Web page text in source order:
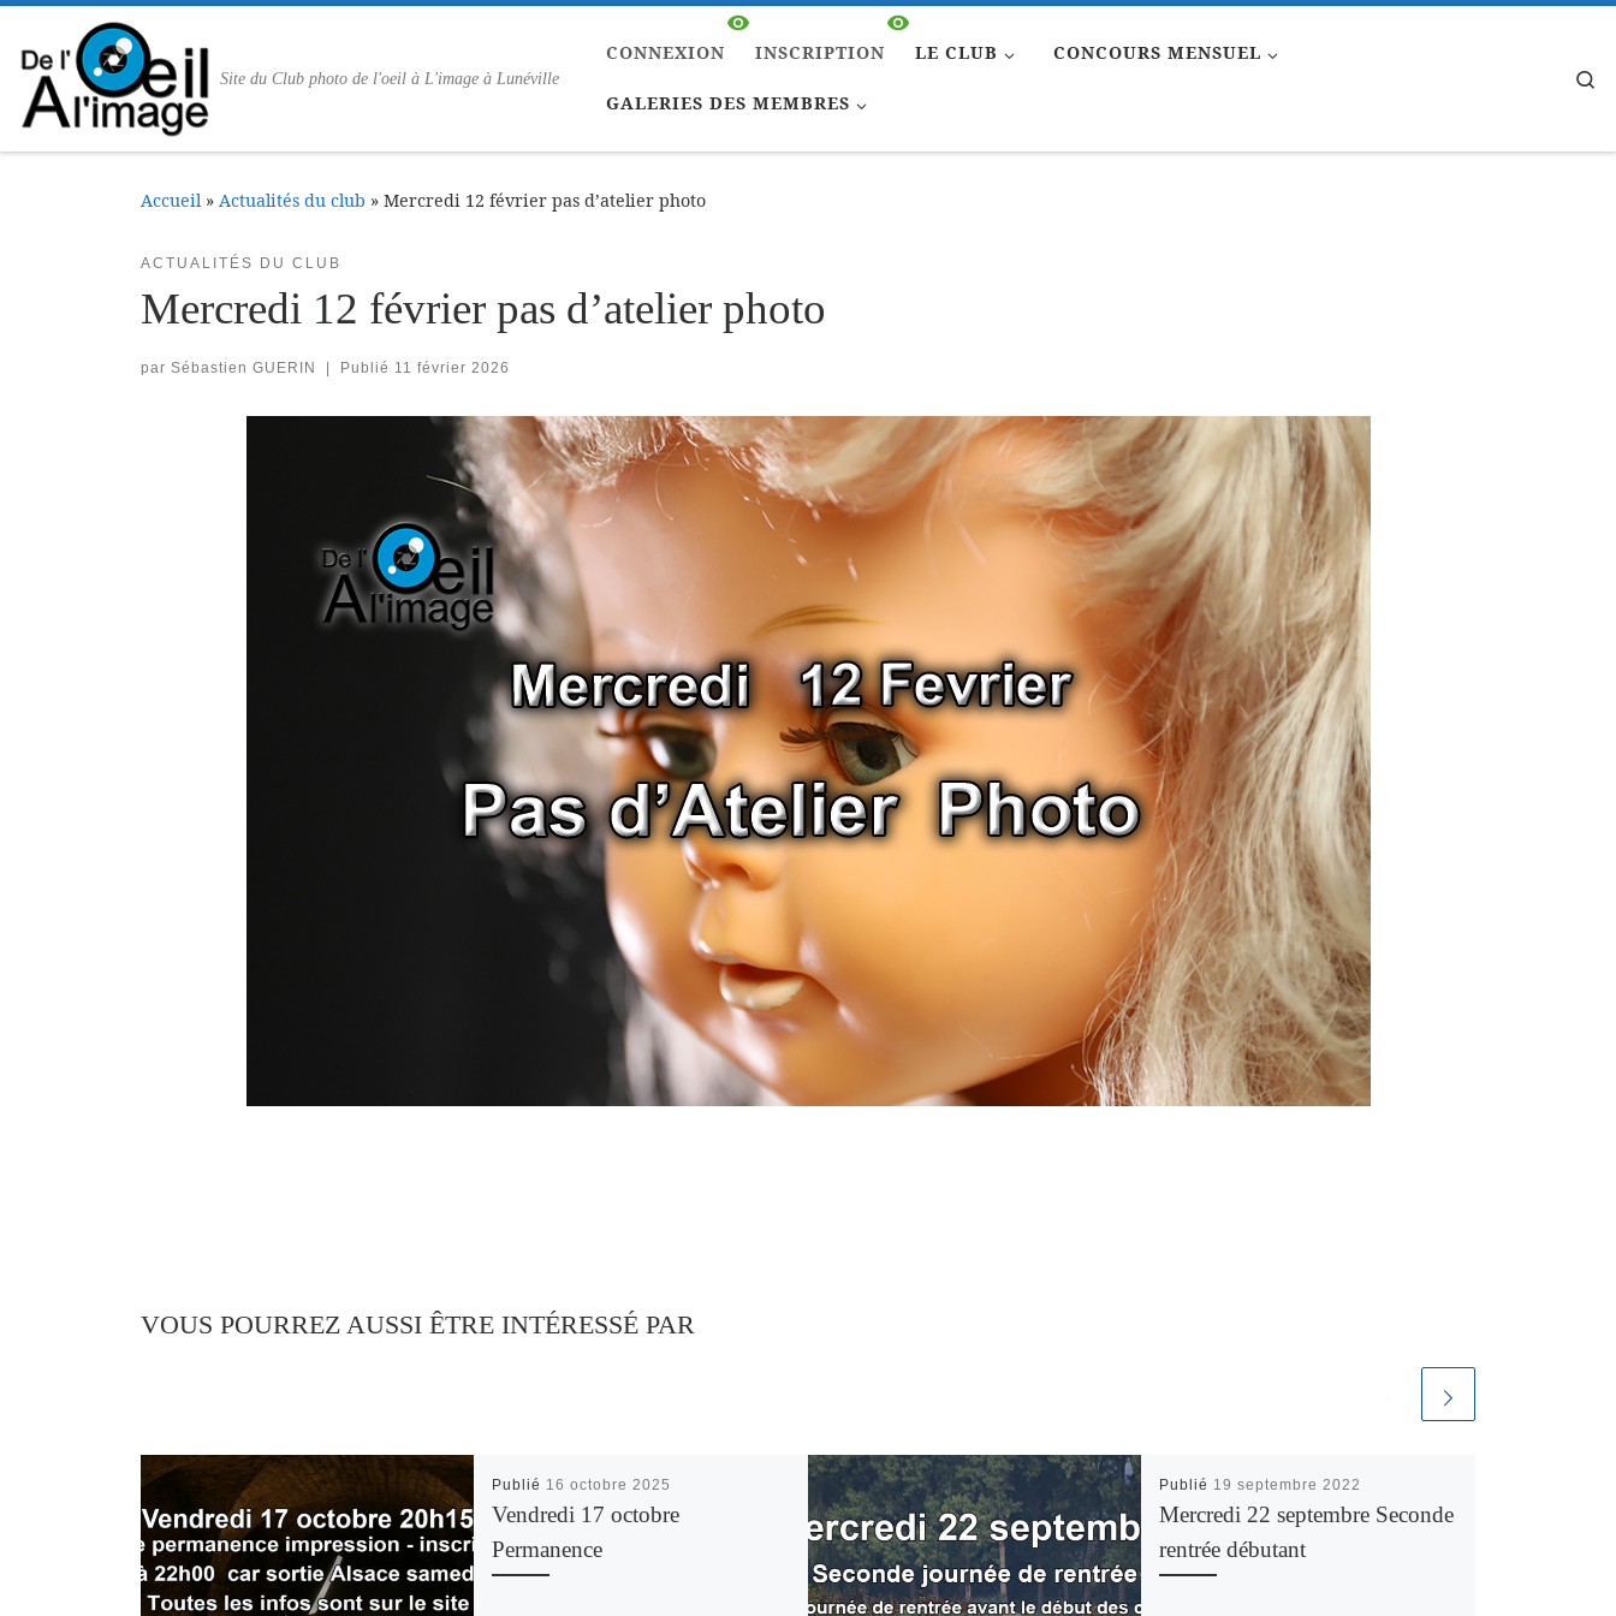
Passer au contenu
Site du Club photo de l'oeil à L'image à Lunéville
CONNEXION INSCRIPTION LE CLUB CONCOURS MENSUEL
GALERIES DES MEMBRES
Accueil » Actualités du club » Mercredi 12 février pas d’atelier photo
ACTUALITÉS DU CLUB
Mercredi 12 février pas d’atelier photo
par Sébastien GUERIN | Publié 11 février 2026
VOUS POURREZ AUSSI ÊTRE INTÉRESSÉ PAR
Publié 16 octobre 2025
Vendredi 17 octobre
Permanence
Publié 19 septembre 2022
Mercredi 22 septembre Seconde
rentrée débutant